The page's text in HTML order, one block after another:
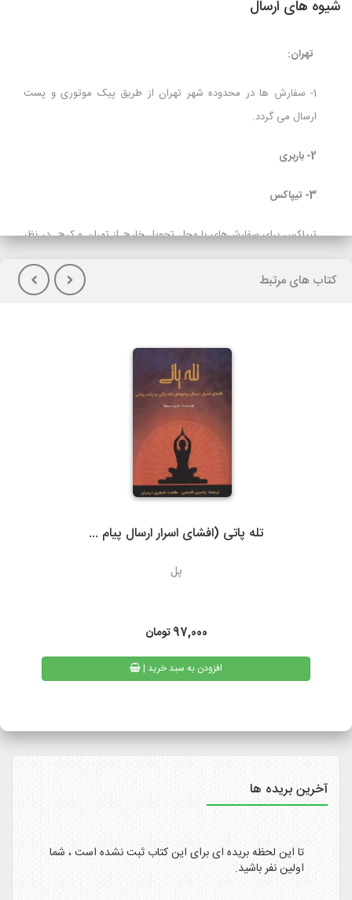
شیوه های ارسال
تهران:
1- سفارش ها در محدوده شهر تهران از طریق پیک موتوری و پست
ارسال می گردد.
2- باربری
3- تیپاکس
تیپاکس برای سفارش‌های با محل تحویل خارج از تهران و کرج در نظر
هنگام تحویل کالا(پس کرایه) دارند توصیه می شود.
گیلان)نسبت به سایر روشهای ارسال سریعتر می باشد. در صورت انتخاب
ارسال با پست تیپاکس، هزینه حمل به عهده مشتری خواهد بود.
سرویس‌دهی تیپاکس در بیش از 80 شهر که تک مسیره هستند به طور
معمول 24 ساعته است. شهرهایی که دومسیره یا راه دور هستند، معمولاً
در پست پیشتاز زمان تحویل، بسته به دوری یا نزدیکی شهر مقصد از
ممکن است کالا کمی با تاخیر به دست مشتریان محترم برسد.
همیچنین امکان پیگیری وضعیت سفارشات پست پیشتاز از طریق
رقمی میسر است.
کتاب های مرتبط
تله پاتی (افشای اسرار ارسال پیام ...
پل
97,000تومان
| افزودن به سبد خرید
آخرین بریده ها
تا این لحظه بریده ای برای این کتاب ثبت نشده است ، شما
اولین نفر باشید.